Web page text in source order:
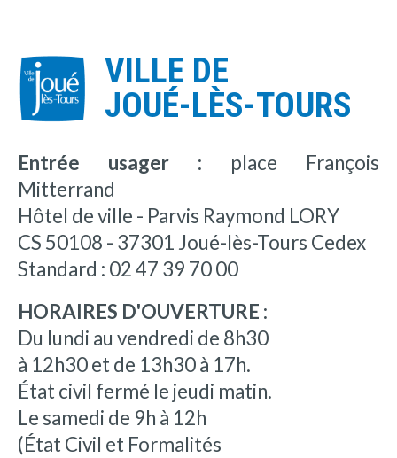
VILLE DE
JOUÉ-LÈS-TOURS
Entrée usager : place François
Mitterrand
Hôtel de ville - Parvis Raymond LORY
CS 50108 - 37301 Joué-lès-Tours Cedex
Standard : 02 47 39 70 00
HORAIRES D'OUVERTURE :
Du lundi au vendredi de 8h30
à 12h30 et de 13h30 à 17h.
État civil fermé le jeudi matin.
Le samedi de 9h à 12h
(État Civil et Formalités